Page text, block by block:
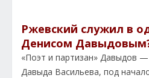
Ржевский служил в
Денисом
«Поэт и партизан» Давыдов
Давыда Васильева, под